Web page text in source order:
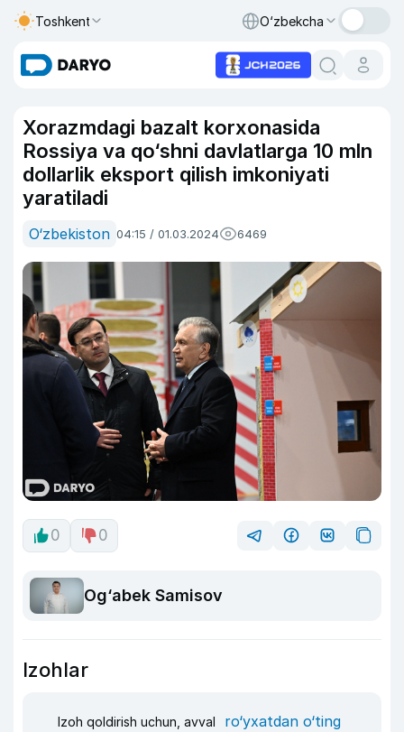
Toshkent O‘zbekcha
Xorazmdagi bazalt korxonasida
Rossiya va qo‘shni davlatlarga 10 mln
dollarlik eksport qilish imkoniyati
yaratiladi
O‘zbekiston 04:15 / 01.03.2024 6469
0 0
Og‘abek Samisov
Izohlar
Izoh qoldirish uchun, avval ro‘yxatdan o‘ting